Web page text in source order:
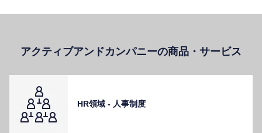
アクティブアンドカンパニーの商品・サービス
HR領域 - ⼈事制度